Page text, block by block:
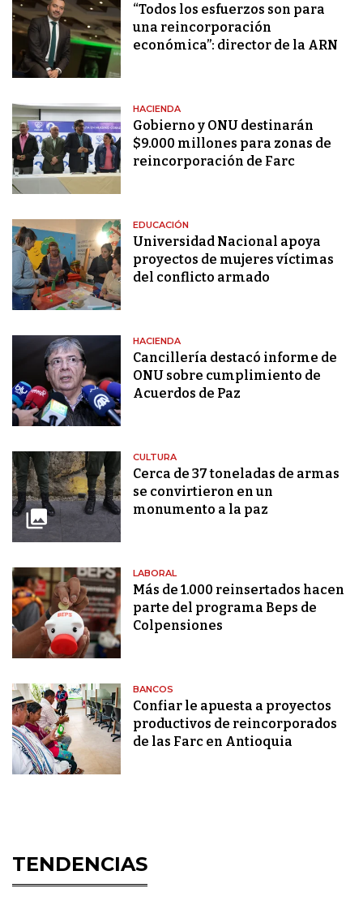
“Todos los esfuerzos son para
una reincorporación
económica”: director de la ARN
HACIENDA
Gobierno y ONU destinarán
$9.000 millones para zonas de
reincorporación de Farc
EDUCACIÓN
Universidad Nacional apoya
proyectos de mujeres víctimas
del conflicto armado
HACIENDA
Cancillería destacó informe de
ONU sobre cumplimiento de
Acuerdos de Paz
CULTURA
Cerca de 37 toneladas de armas
se convirtieron en un
monumento a la paz
LABORAL
Más de 1.000 reinsertados hacen
parte del programa Beps de
Colpensiones
BANCOS
Confiar le apuesta a proyectos
productivos de reincorporados
de las Farc en Antioquia
TENDENCIAS